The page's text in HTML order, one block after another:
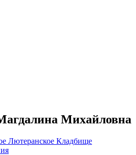
Михайловна
Лютеранское Кладбище